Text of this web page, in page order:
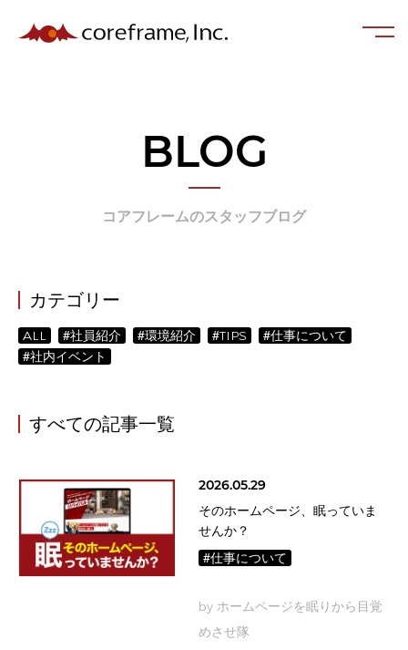
BLOG
コアフレームのスタッフブログ
カテゴリー
ALL #社員紹介 #環境紹介 #TIPS
#仕事について
#社内イベント
すべての記事一覧
2026.05.29
そのホームページ、眠っていま
せんか？
#仕事について
by ホームページを眠りから目覚
めさせ隊